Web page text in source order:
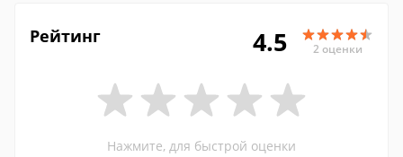
Рейтинг 4.5 2 оценки
Нажмите, для быстрой оценки